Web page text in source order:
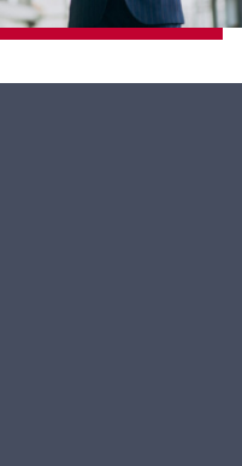
und
-
SIA 262 (2025)